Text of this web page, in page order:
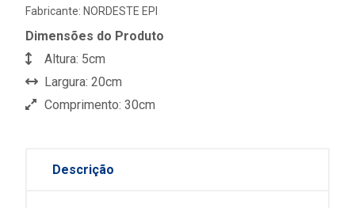
Fabricante: NORDESTE EPI
Dimensões do Produto
Altura: 5cm
Largura: 20cm
Comprimento: 30cm
Descrição